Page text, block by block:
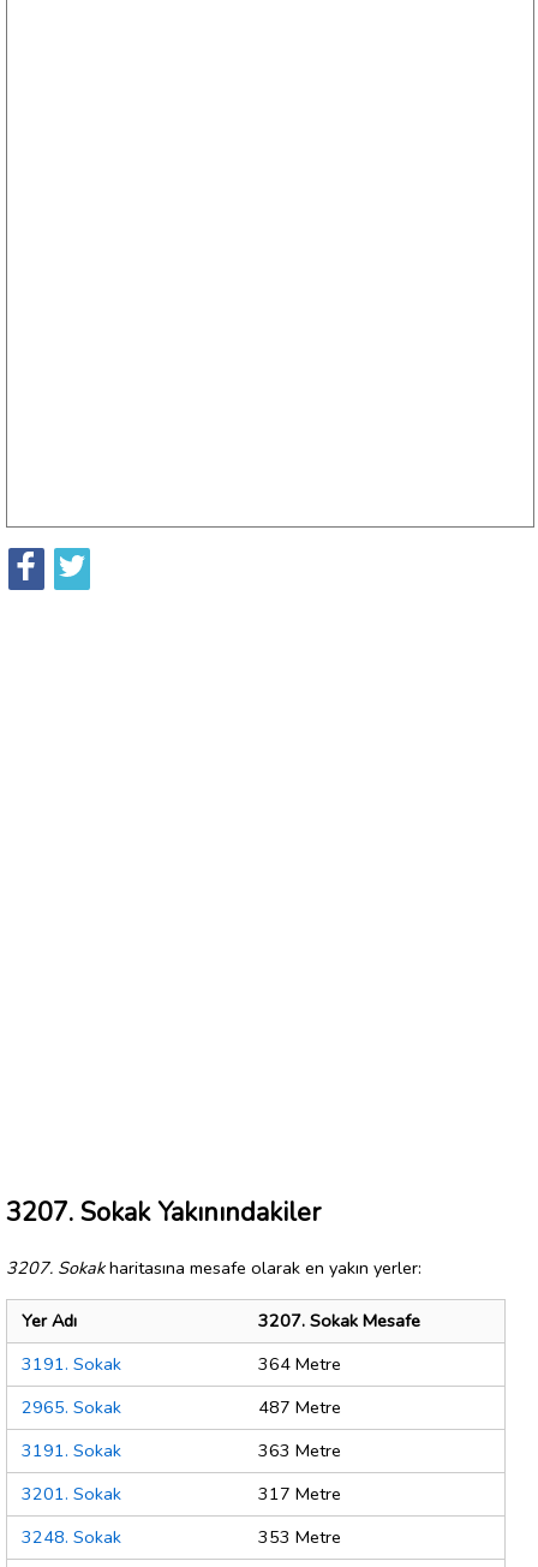
3207. Sokak Yakınındakiler
3207. Sokakharitasına mesafe olarak en yakın yerler:
Yer Adı
3207. Sokak Mesafe
3191. Sokak
364 Metre
2965. Sokak
487 Metre
3191. Sokak
363 Metre
3201. Sokak
317 Metre
3248. Sokak
353 Metre